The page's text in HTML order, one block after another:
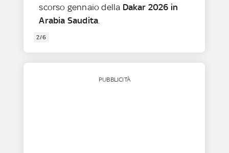
scorso gennaio della Dakar 2026 in
Arabia Saudita
2/6
PUBBLICITÀ